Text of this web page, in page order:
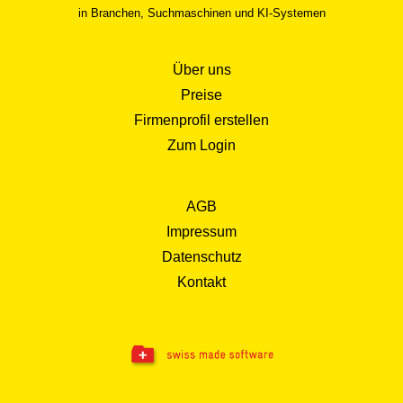
in Branchen, Suchmaschinen und KI-Systemen
Über uns
Preise
Firmenprofil erstellen
Zum Login
AGB
Impressum
Datenschutz
Kontakt